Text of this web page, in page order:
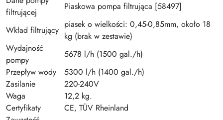
filtrującej
Piaskowa pompa filtrująca [58497]
Wkład filtrujący
piasek o wielkości: 0,45-0,85mm, około 18
kg (brak w zestawie)
Wydajność
pompy
5678 l/h (1500 gal./h)
Przepływ wody
5300 l/h (1400 gal./h)
Zasilanie
220-240V
Waga
12,2 kg.
Certyfikaty
CE, TÜV Rheinland